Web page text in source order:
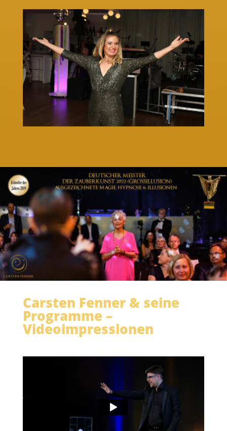
Carsten Fenner & seine
Programme –
Videoimpressionen